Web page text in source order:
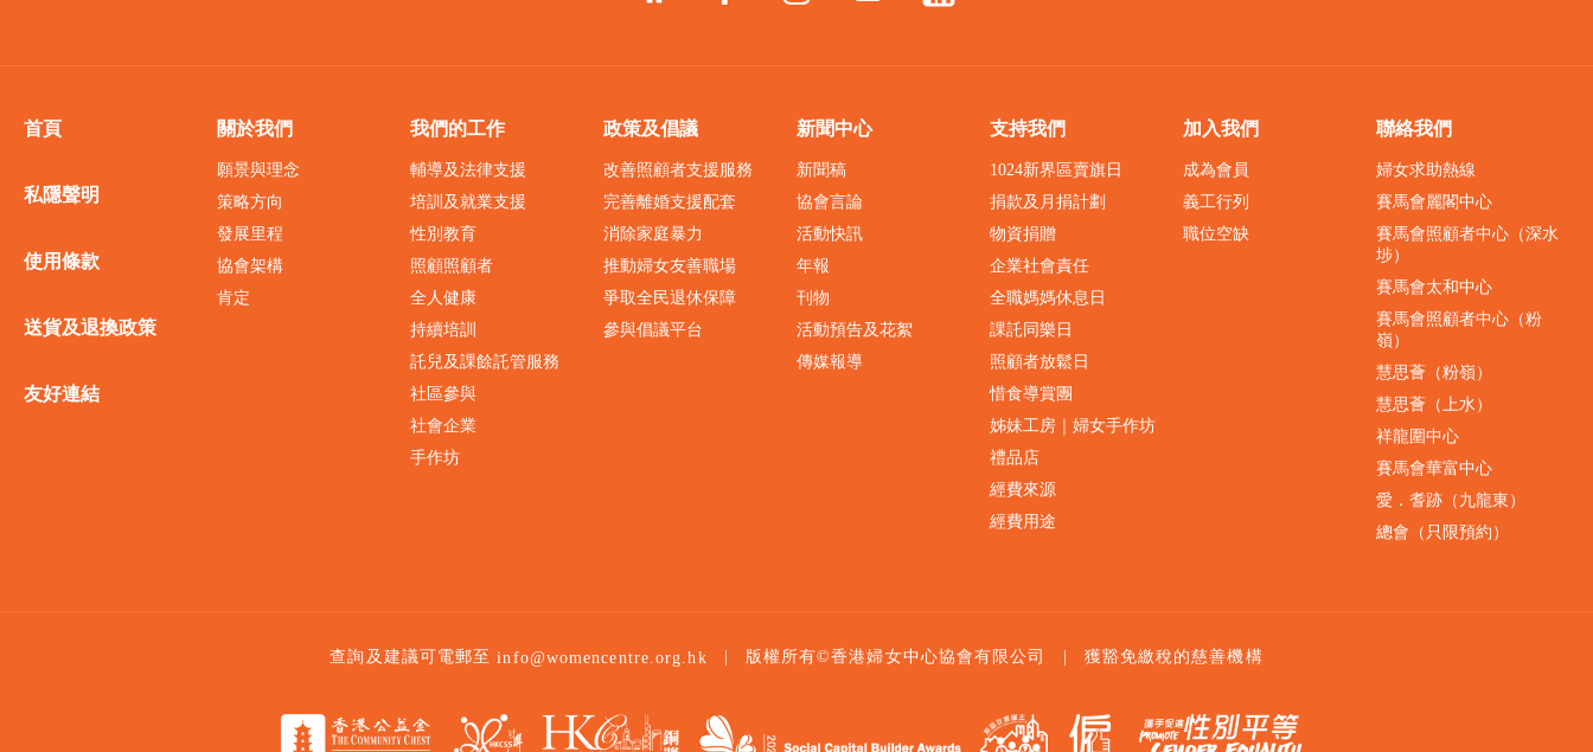
首頁
私隱聲明
使用條款
送貨及退換政策
友好連結
關於我們
願景與理念
策略方向
發展里程
協會架構
肯定
我們的工作
輔導及法律支援
培訓及就業支援
性別教育
照顧照顧者
全人健康
持續培訓
託兒及課餘託管服務
社區參與
社會企業
手作坊
政策及倡議
改善照顧者支援服務
完善離婚支援配套
消除家庭暴力
推動婦女友善職場
爭取全民退休保障
參與倡議平台
新聞中心
新聞稿
協會言論
活動快訊
年報
刊物
活動預告及花絮
傳媒報導
支持我們
1024新界區賣旗日
捐款及月捐計劃
物資捐贈
企業社會責任
全職媽媽休息日
課託同樂日
照顧者放鬆日
惜食導賞團
姊妹工房｜婦女手作坊
禮品店
經費來源
經費用途
加入我們
成為會員
義工行列
職位空缺
聯絡我們
婦女求助熱線
賽馬會麗閣中心
賽馬會照顧者中心（深水
埗）
賽馬會太和中心
賽馬會照顧者中心（粉
嶺）
慧思薈（粉嶺）
慧思薈（上水）
祥龍圍中心
賽馬會華富中心
愛．耆跡（九龍東）
總會（只限預約）
查詢及建議可電郵至info@womencentre.org.hk 版權所有©香港婦女中心協會有限公司 獲豁免繳稅的慈善機構